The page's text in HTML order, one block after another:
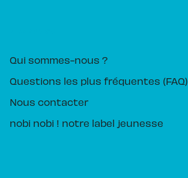
Qui sommes-nous ?
Questions les plus fréquentes (FAQ)
Nous contacter
nobi nobi ! notre label jeunesse